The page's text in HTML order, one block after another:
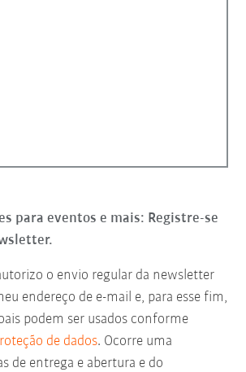
para eventos e mais: Registre-se
o envio regular da newsletter
endereço de e-mail e, para esse fim,
podem ser usados conforme
de dados. Ocorre uma
de entrega e abertura e do